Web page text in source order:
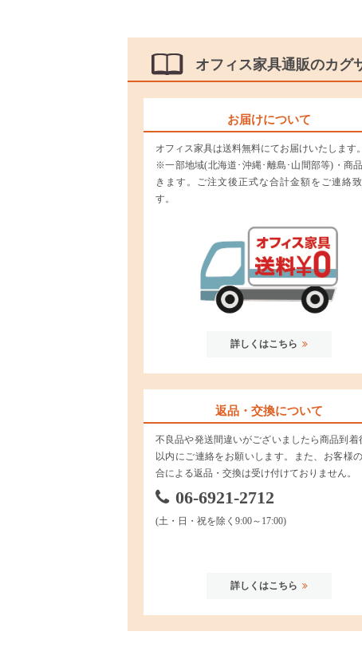
オフィス家具通販のカグ
お届けについて
オフィス家具は送料無料にてお届けいたします。
※一部地域(北海道･沖縄･離島･山間部等)・商
きます。ご注文後正式な合計金額をご連絡致
す。
詳しくはこちら
返品・交換について
不良品や発送間違いがございましたら商品到着
以内にご連絡をお願いします。また、お客様
合による返品・交換は受け付けておりません。
06-6921-2712
(土・日・祝を除く9:00～17:00)
詳しくはこちら